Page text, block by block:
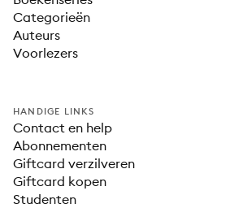
Categorieën
Auteurs
Voorlezers
HANDIGE LINKS
Contact en help
Abonnementen
Giftcard verzilveren
Giftcard kopen
Studenten